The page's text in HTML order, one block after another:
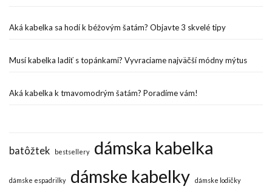
Aká kabelka sa hodí k béžovým šatám? Objavte 3 skvelé tipy
Musí kabelka ladiť s topánkami? Vyvraciame najväčší módny mýtus
Aká kabelka k tmavomodrým šatám? Poradíme vám!
batôžtek bestsellery dámska kabelka
dámske espadrilky dámske kabelky dámske lodičky